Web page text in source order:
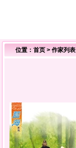
位置： 首页 > 作家列表